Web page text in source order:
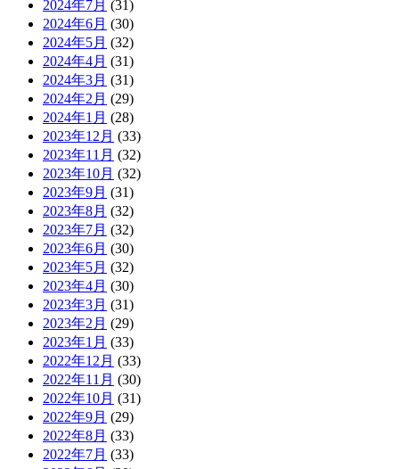
2024年7月 (31)
2024年6月 (30)
2024年5月 (32)
2024年4月 (31)
2024年3月 (31)
2024年2月 (29)
2024年1月 (28)
2023年12月 (33)
2023年11月 (32)
2023年10月 (32)
2023年9月 (31)
2023年8月 (32)
2023年7月 (32)
2023年6月 (30)
2023年5月 (32)
2023年4月 (30)
2023年3月 (31)
2023年2月 (29)
2023年1月 (33)
2022年12月 (33)
2022年11月 (30)
2022年10月 (31)
2022年9月 (29)
2022年8月 (33)
2022年7月 (33)